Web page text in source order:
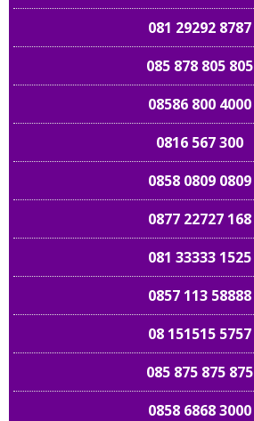
081 29292 8787
085 878 805 805
08586 800 4000
0816 567 300
0858 0809 0809
0877 22727 168
081 33333 1525
0857 113 58888
08 151515 5757
085 875 875 875
0858 6868 3000